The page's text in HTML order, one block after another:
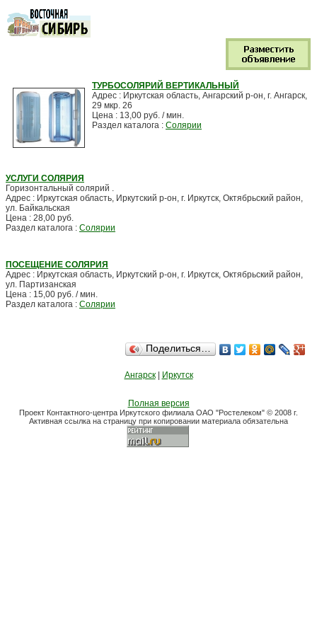
ТУРБОСОЛЯРИЙ ВЕРТИКАЛЬНЫЙ
Адрес : Иркутская область, Ангарский р-он, г. Ангарск,
29 мкр. 26
Цена : 13,00 руб. / мин.
Раздел каталога : Солярии
УСЛУГИ СОЛЯРИЯ
Горизонтальный солярий .
Адрес : Иркутская область, Иркутский р-он, г. Иркутск, Октябрьский район,
ул. Байкальская
Цена : 28,00 руб.
Раздел каталога : Солярии
ПОСЕЩЕНИЕ СОЛЯРИЯ
Адрес : Иркутская область, Иркутский р-он, г. Иркутск, Октябрьский район,
ул. Партизанская
Цена : 15,00 руб. / мин.
Раздел каталога : Солярии
Поделиться…
Ангарск| Иркутск
Полная версия
Проект Контактного-центра Иркутского филиала ОАО "Ростелеком" © 2008 г.
Активная ссылка на страницу при копировании материала обязательна